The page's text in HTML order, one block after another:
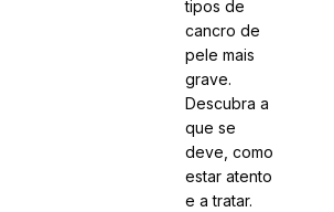
tipos de
cancro de
pele mais
grave.
Descubra a
que se
deve, como
estar atento
e a tratar.